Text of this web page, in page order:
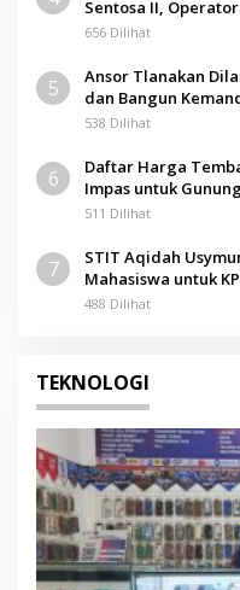
Sentosa II,
656 Dilihat
5
Ansor Tlanakan
dan Bangun
538 Dilihat
6
Daftar Harga
Impas untuk
511 Dilihat
7
STIT Aqidah
Mahasiswa untuk
488 Dilihat
TEKNOLOGI